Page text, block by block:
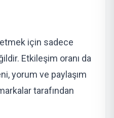
için sadece
Etkileşim oranı da
yorum ve paylaşım
tarafından